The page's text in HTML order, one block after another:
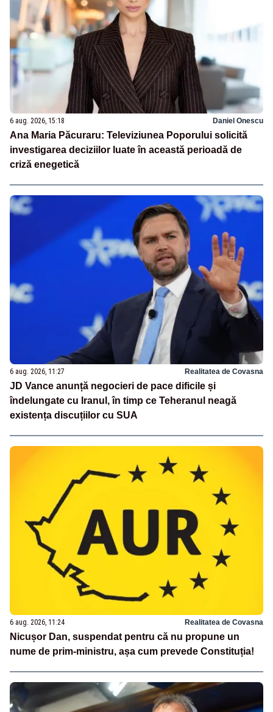
6 aug. 2026, 15:18 Daniel Onescu
Ana Maria Păcuraru: Televiziunea Poporului solicită
investigarea deciziilor luate în această perioadă de
criză enegetică
6 aug. 2026, 11:27 Realitatea de Covasna
JD Vance anunță negocieri de pace dificile și
îndelungate cu Iranul, în timp ce Teheranul neagă
existența discuțiilor cu SUA
6 aug. 2026, 11:24 Realitatea de Covasna
Nicușor Dan, suspendat pentru că nu propune un
nume de prim-ministru, așa cum prevede Constituția!